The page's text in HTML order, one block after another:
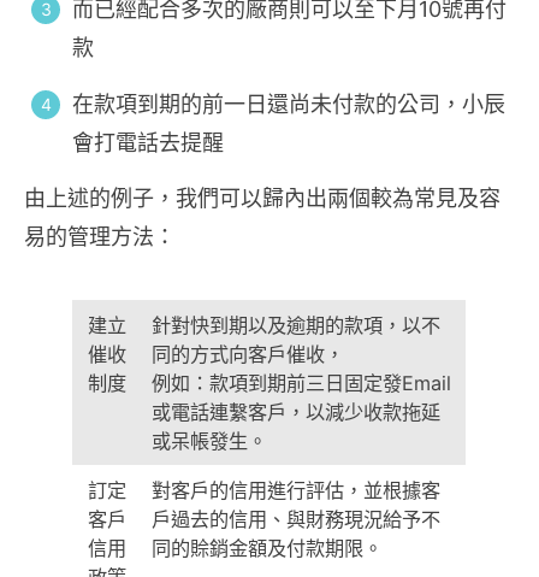
而已經配合多次的廠商則可以至下月10號再付
款
在款項到期的前一日還尚未付款的公司，小辰
會打電話去提醒
由上述的例子，我們可以歸內出兩個較為常見及容
易的管理方法：
建立
催收
制度
針對快到期以及逾期的款項，以不
同的方式向客戶催收，
例如：款項到期前三日固定發Email
或電話連繫客戶，以減少收款拖延
或呆帳發生。
訂定
客戶
信用
對客戶的信用進行評估，並根據客
戶過去的信用、與財務現況給予不
同的賒銷金額及付款期限。